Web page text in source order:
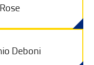
Deboni